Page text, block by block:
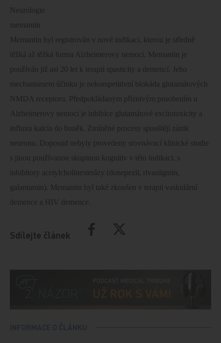
Neurologie
memantin
Memantin byl registrován v nové indikaci, kterou je středně
těžká až těžká forma Alzheimerovy nemoci. Memantin je
používán již asi 20 let k terapii spasticity a demencí. Jeho
mechanismem účinku je nekompetitivní blokáda glutamátových
NMDA receptoru. Předpokládaným příznivým pusobením u
Alzheimerovy nemoci je inhibice glutamátové excitotoxicity a
influxu kalcia do buněk. Zmíněné procesy spouštějí zánik
neuronu. Doposud nebyly provedeny srovnávací klinické studie
s jinou používanou skupinou kognitiv v této indikaci, s
inhibitory acetylcholinesterázy (donepezil, rivastigmin,
galantamin). Memantin byl také zkoušen v terapii vaskulární
demence a HIV demence.
Sdílejte článek